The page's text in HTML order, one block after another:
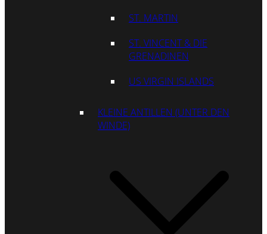
ST. MARTIN
ST. VINCENT & DIE
GRENADINEN
US VIRGIN ISLANDS
KLEINE ANTILLEN (UNTER DEN
WINDE)